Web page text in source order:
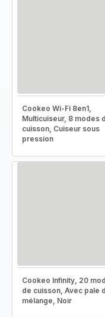
Cookeo Wi-Fi 8en1,
Multicuiseur, 8 modes
cuisson, Cuiseur sous
pression
Cookeo Infinity, 20
de cuisson, Avec pale
mélange, Noir